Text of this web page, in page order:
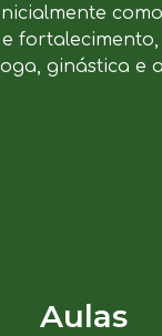
ginástica e
Aulas